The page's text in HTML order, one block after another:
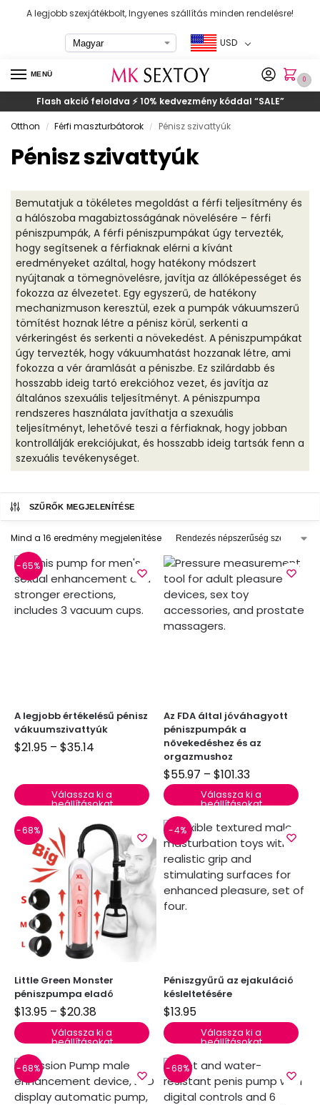
A legjobb szexjátékbolt, Ingyenes szállítás minden rendelésre!
USD
MENÜ
0
Flash akció feloldva ⚡ 10% kedvezmény kóddal “SALE”
Otthon / Férfi maszturbátorok / Pénisz szivattyúk
Pénisz szivattyúk
Bemutatjuk a tökéletes megoldást a férfi teljesítmény és
a hálószoba magabiztosságának növelésére – férfi
péniszpumpák, A férfi péniszpumpákat úgy tervezték,
hogy segítsenek a férfiaknak elérni a kívánt
eredményeket azáltal, hogy hatékony módszert
nyújtanak a tömegnövelésre, javítja az állóképességet és
fokozza az élvezetet. Egy egyszerű, de hatékony
mechanizmuson keresztül, ezek a pumpák vákuumszerű
tömítést hoznak létre a pénisz körül, serkenti a
vérkeringést és serkenti a növekedést. A péniszpumpákat
úgy tervezték, hogy vákuumhatást hozzanak létre, ami
fokozza a vér áramlását a péniszbe. Ez szilárdabb és
hosszabb ideig tartó erekcióhoz vezet, és javítja az
általános szexuális teljesítményt. A péniszpumpa
rendszeres használata javíthatja a szexuális
teljesítményt, lehetővé teszi a férfiaknak, hogy jobban
kontrollálják erekciójukat, és hosszabb ideig tartsák fenn a
szexuális tevékenységet.
SZŰRŐK MEGJELENÍTÉSE
Mind a 16 eredmény megjelenítése
-65%
A legjobb értékelésű pénisz
vákuumszivattyúk
$21.95 – $35.14
Válassza ki a
beállításokat
Az FDA által jóváhagyott
péniszpumpák a
növekedéshez és az
orgazmushoz
$55.97 – $101.33
Válassza ki a
beállításokat
-68%
Little Green Monster
péniszpumpa eladó
$13.95 – $20.38
Válassza ki a
beállításokat
-4%
Péniszgyűrű az ejakuláció
késleltetésére
$13.95
Válassza ki a
beállításokat
-68% -68%